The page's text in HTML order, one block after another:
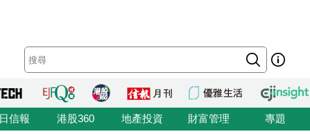
信報 港股360 地產投資 財富管理 專題